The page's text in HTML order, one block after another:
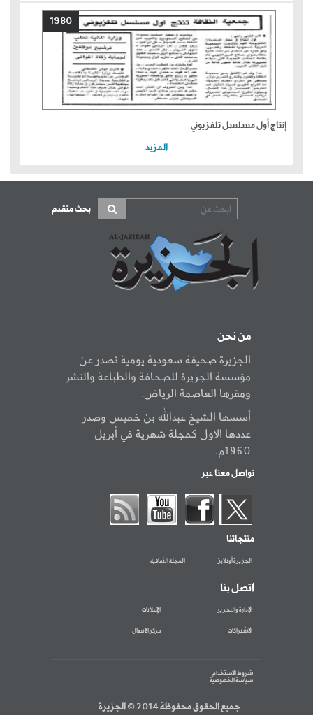
1980
إنتاج أول مسلسل تلفزيوني
المزيد
بحث متقدم
من نحن
الجزيرة صحيفة سعودية يومية تصدر عن
مؤسسة الجزيرة للصحافة والطباعة والنشر
ومقرها العاصمة الرياض.
أسسها الشيخ عبدالله بن خميس وصدر
عددها الاول كمجلة شهرية في أبريل
1960م.
تواصل معنا عبر
منتجاتنا
الجزيرة أونلاين المجلة الثقافية
اتصل بنا
الإدارة والتحرير الإعلانات
الاشتراكات مركز الاتصال
شروط الاستخدام
سياسة الخصوصية
جميع الحقوق محفوظة 2014 © الجزيرة